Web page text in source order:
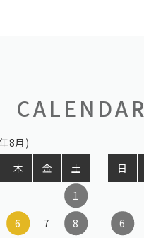
CALENDAR
8月)
木 金
土
1
6 7
8
日
6